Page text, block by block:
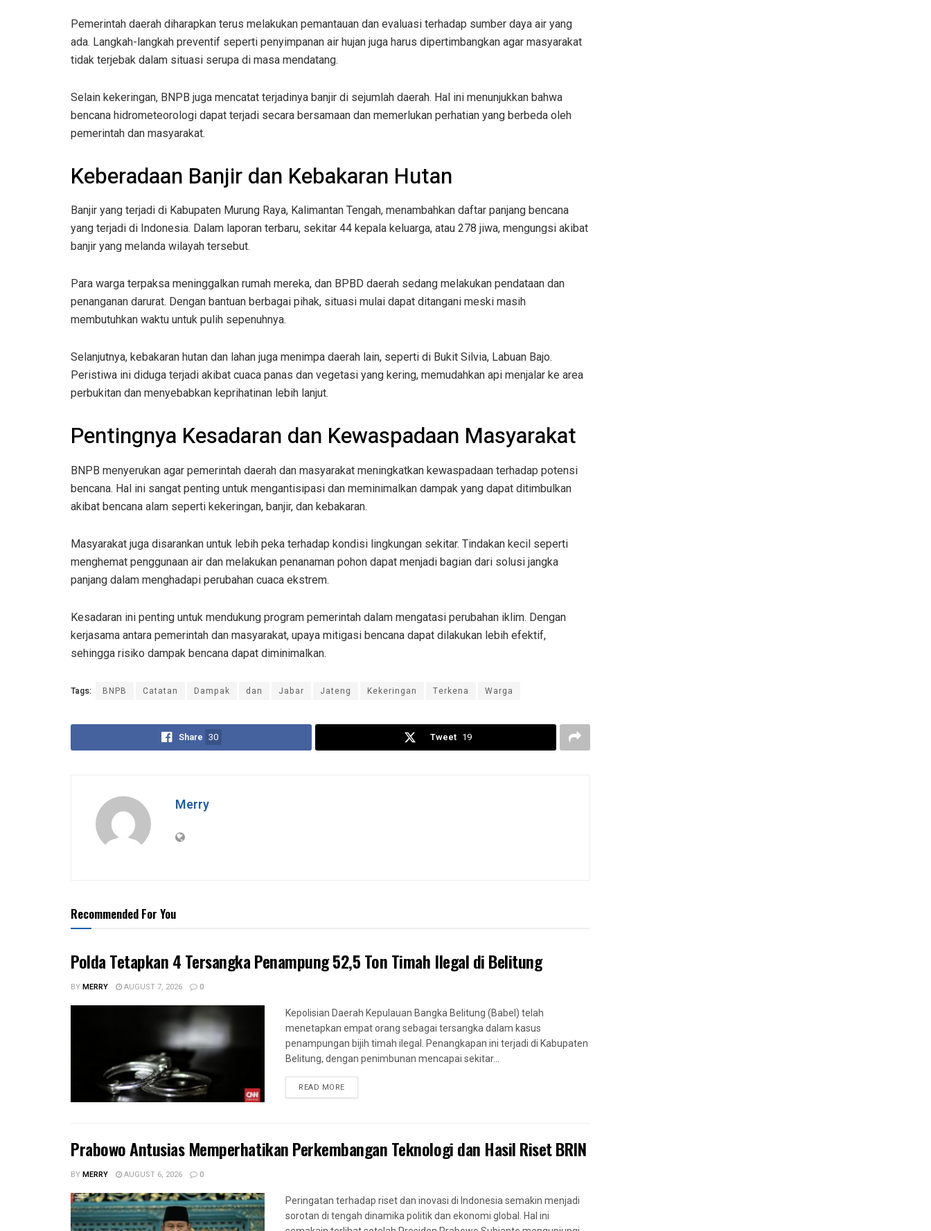
Pemerintah daerah diharapkan terus melakukan pemantauan dan evaluasi terhadap sumber daya air yang
ada. Langkah-langkah preventif seperti penyimpanan air hujan juga harus dipertimbangkan agar masyarakat
tidak terjebak dalam situasi serupa di masa mendatang.
Selain kekeringan, BNPB juga mencatat terjadinya banjir di sejumlah daerah. Hal ini menunjukkan bahwa
bencana hidrometeorologi dapat terjadi secara bersamaan dan memerlukan perhatian yang berbeda oleh
pemerintah dan masyarakat.
Keberadaan Banjir dan Kebakaran Hutan
Banjir yang terjadi di Kabupaten Murung Raya, Kalimantan Tengah, menambahkan daftar panjang bencana
yang terjadi di Indonesia. Dalam laporan terbaru, sekitar 44 kepala keluarga, atau 278 jiwa, mengungsi akibat
banjir yang melanda wilayah tersebut.
Para warga terpaksa meninggalkan rumah mereka, dan BPBD daerah sedang melakukan pendataan dan
penanganan darurat. Dengan bantuan berbagai pihak, situasi mulai dapat ditangani meski masih
membutuhkan waktu untuk pulih sepenuhnya.
Selanjutnya, kebakaran hutan dan lahan juga menimpa daerah lain, seperti di Bukit Silvia, Labuan Bajo.
Peristiwa ini diduga terjadi akibat cuaca panas dan vegetasi yang kering, memudahkan api menjalar ke area
perbukitan dan menyebabkan keprihatinan lebih lanjut.
Pentingnya Kesadaran dan Kewaspadaan Masyarakat
BNPB menyerukan agar pemerintah daerah dan masyarakat meningkatkan kewaspadaan terhadap potensi
bencana. Hal ini sangat penting untuk mengantisipasi dan meminimalkan dampak yang dapat ditimbulkan
akibat bencana alam seperti kekeringan, banjir, dan kebakaran.
Masyarakat juga disarankan untuk lebih peka terhadap kondisi lingkungan sekitar. Tindakan kecil seperti
menghemat penggunaan air dan melakukan penanaman pohon dapat menjadi bagian dari solusi jangka
panjang dalam menghadapi perubahan cuaca ekstrem.
Kesadaran ini penting untuk mendukung program pemerintah dalam mengatasi perubahan iklim. Dengan
kerjasama antara pemerintah dan masyarakat, upaya mitigasi bencana dapat dilakukan lebih efektif,
sehingga risiko dampak bencana dapat diminimalkan.
Tags: BNPB Catatan Dampak dan Jabar Jateng Kekeringan Terkena Warga
Share 30 Tweet 19
Merry
Recommended For You
Polda Tetapkan 4 Tersangka Penampung 52,5 Ton Timah Ilegal di Belitung
BYMERRY AUGUST 7, 2026 0
Kepolisian Daerah Kepulauan Bangka Belitung (Babel) telah
menetapkan empat orang sebagai tersangka dalam kasus
penampungan bijih timah ilegal. Penangkapan ini terjadi di Kabupaten
Belitung, dengan penimbunan mencapai sekitar...
READ MORE
Prabowo Antusias Memperhatikan Perkembangan Teknologi dan Hasil Riset BRIN
BYMERRY AUGUST 6, 2026 0
Peringatan terhadap riset dan inovasi di Indonesia semakin menjadi
sorotan di tengah dinamika politik dan ekonomi global. Hal ini